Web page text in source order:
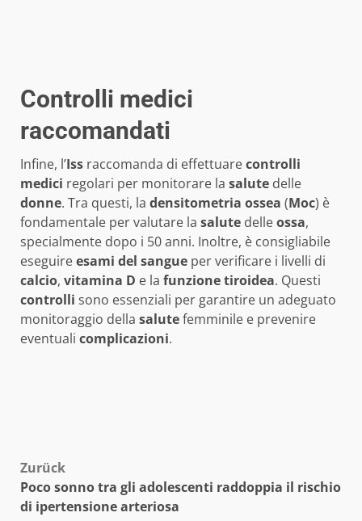
Controlli medici
raccomandati
Infine, l’Iss raccomanda di effettuarecontrolli
medici regolari per monitorare la salute delle
donne. Tra questi, la densitometria ossea (Moc) è
fondamentale per valutare la salute delleossa,
specialmente dopo i 50 anni. Inoltre, è consigliabile
eseguireesami del sangue per verificare i livelli di
calcio, vitamina D e la funzione tiroidea. Questi
controlli sono essenziali per garantire un adeguato
monitoraggio della salutefemminile e prevenire
eventuali complicazioni.
Beitragsnavigation
Zurück
Poco sonno tra gli adolescenti raddoppia il rischio
di ipertensione arteriosa